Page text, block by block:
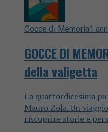
Gocce di Memoria1
GOCCE DI
della valigetta
La quattordicesima
Mauro Zola. Un
riscoprire storie e